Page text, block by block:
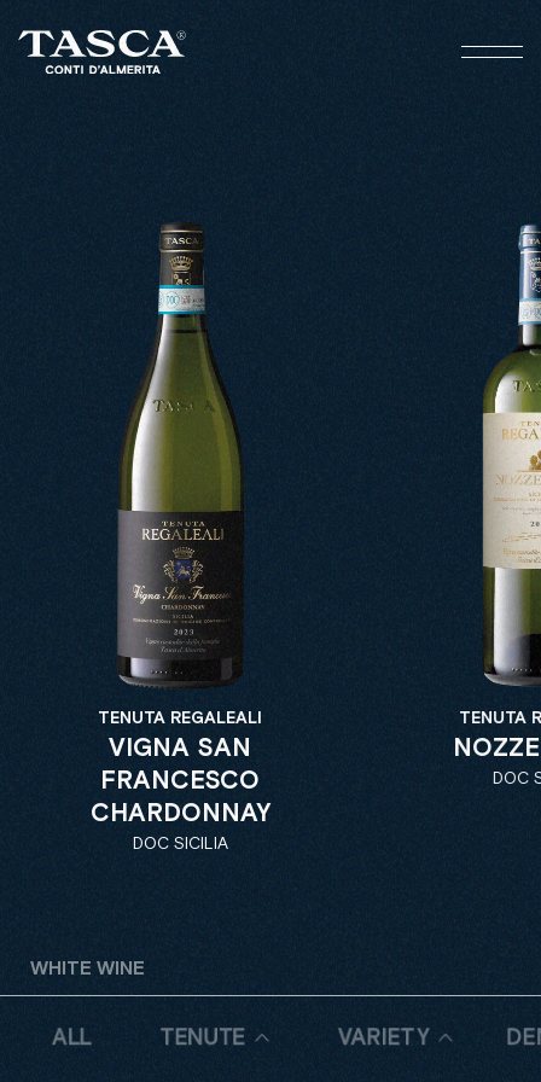
TENUTA REGALEALI
VIGNA SAN
FRANCESCO
CHARDONNAY
DOC SICILIA
TENUTA
DOC
WHITE WINE
ALL TENUTE VARIETY